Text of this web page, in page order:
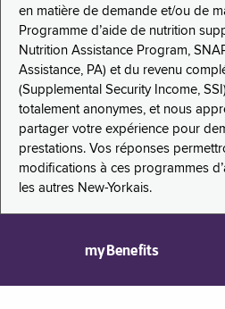
en matière de demande et/ou de
Programme d’aide de nutrition
Nutrition Assistance Program,
Assistance, PA) et du revenu
(Supplemental Security Income,
totalement anonymes, et nous
partager votre expérience pour
prestations. Vos réponses
modifications à ces programmes
les autres New-Yorkais.
myBenefits